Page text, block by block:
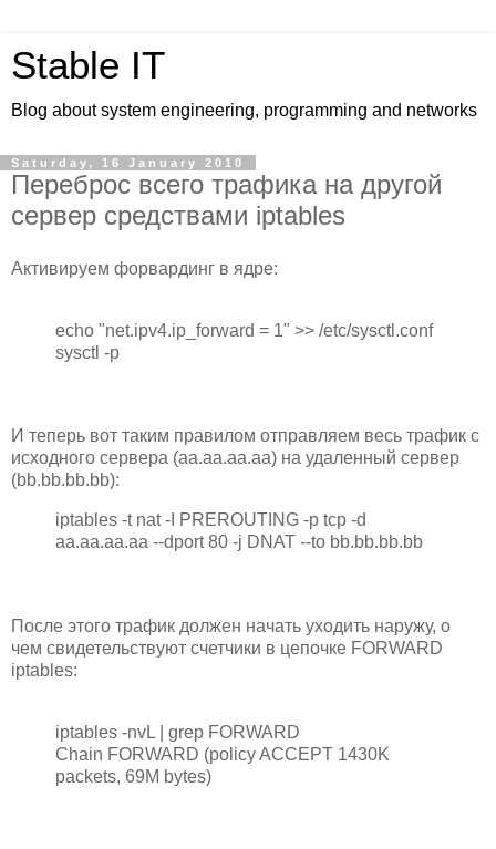
Stable IT
Blog about system engineering, programming and networks
Saturday, 16 January 2010
Переброс всего трафика на другой
сервер средствами iptables
Активируем форвардинг в ядре:
echo "net.ipv4.ip_forward = 1" >> /etc/sysctl.conf
sysctl -p
И теперь вот таким правилом отправляем весь трафик с
исходного сервера (aa.aa.aa.aa) на удаленный сервер
(bb.bb.bb.bb):
iptables -t nat -I PREROUTING -p tcp -d
aa.aa.aa.aa --dport 80 -j DNAT --to bb.bb.bb.bb
После этого трафик должен начать уходить наружу, о
чем свидетельствуют счетчики в цепочке FORWARD
iptables:
iptables -nvL | grep FORWARD
Chain FORWARD (policy ACCEPT 1430K
packets, 69M bytes)